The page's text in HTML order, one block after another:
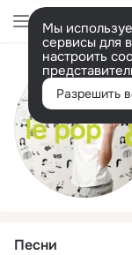
Мы
сервисы для
настроить
Разрешить
Песни